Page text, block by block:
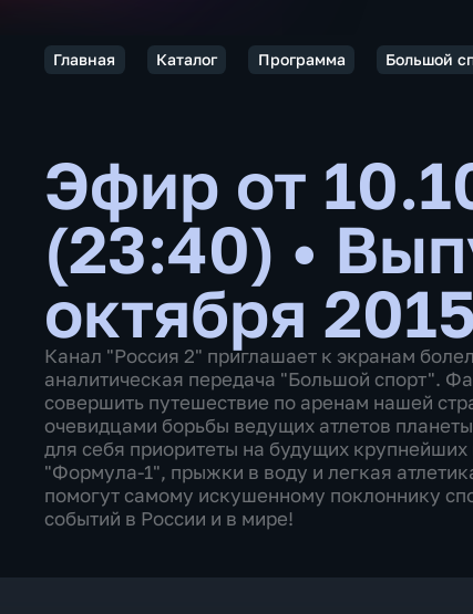
Главная Каталог Программа Большой
Эфир от
(23:40) •
октября
Канал "Россия 2" приглашает к экранам
аналитическая передача "Большой спорт".
совершить путешествие по аренам нашей
очевидцами борьбы ведущих атлетов
для себя приоритеты на будущих
"Формула-1", прыжки в воду и легкая
помогут самому искушенному поклоннику
событий в России и в мире!